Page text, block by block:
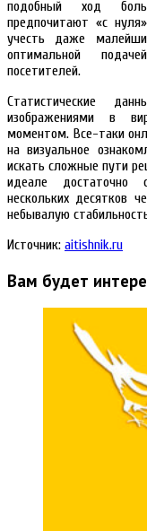
подобный ход
предпочитают «с
учесть даже
оптимальной
посетителей.
Статистические
изображениями в
моментом. Все-таки
на визуальное
искать сложные пути
идеале достаточно
нескольких десятков
небывалую
Источник: aitishnik.ru
Вам будет